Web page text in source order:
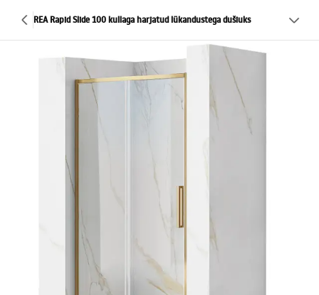
REA Rapid Slide 100 kullaga harjatud lükandustega dušiuks